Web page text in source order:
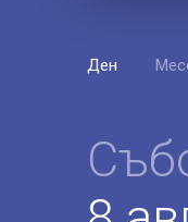
Ден